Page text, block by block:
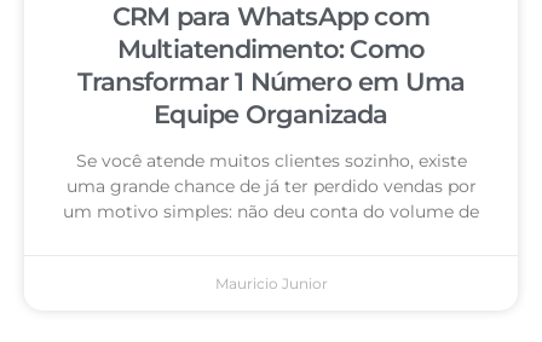
CRM para WhatsApp com
Multiatendimento: Como
Transformar 1 Número em Uma
Equipe Organizada
Se você atende muitos clientes sozinho, existe
uma grande chance de já ter perdido vendas por
um motivo simples: não deu conta do volume de
Mauricio Junior